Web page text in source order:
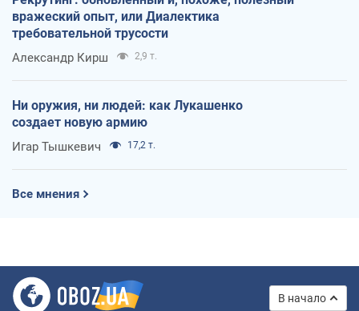
вражеский опыт, или Диалектика
требовательной трусости
Александр Кирш 2,9 т.
Ни оружия, ни людей: как Лукашенко
создает новую армию
Игар Тышкевич 17,2 т.
Все мнения
В начало